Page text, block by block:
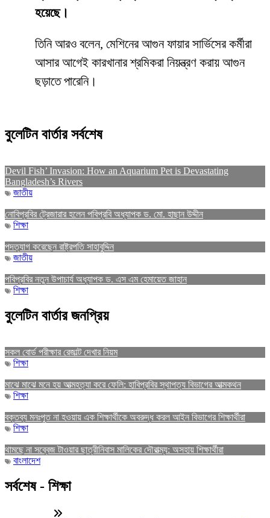
হয়েছে।
তিনি আরও বলেন, মেশিনের আগুন ফায়ার সার্ভিসের কর্মীরা
আসার আগেই কারখানার শ্রমিকরা নিয়ন্ত্রণ করায় আগুন
ছড়াতে পারেনি।
বুলেটিন বার্তার সর্বশেষ
Devil Fish’ Invasion: How an Aquarium Pet is Devastating
Bangladesh’s Rivers
জাতীয়
নোবিপ্রবির ট্রেজারার হলেন পবিপ্রবি অধ্যাপক ড. মো. হাছান উদ্দীন
শিক্ষা
পদত্যাগ করেছেন রাষ্ট্রপতি সাহাবুদ্দিন
জাতীয়
পবিপ্রবির নতুন উপাচার্য অধ্যাপক ড. এস এম হেমায়েত জাহান
শিক্ষা
বুলেটিন বার্তার জনপ্রিয়
সকল বোর্ড পরীক্ষার রেজাল্ট দেখার নিয়ম
শিক্ষা
মাঝে মাঝে মনে হয় আত্মহত্যা করে ফেলি: হাবিপ্রবির স্থাপত্য বিভাগের আত্মকথন
শিক্ষা
বক্তব্য মনঃপুত না হওয়ায় এক শিক্ষার্থীকে অবরুদ্ধ করল আইন বিভাগের শিক্ষার্থীরা
শিক্ষা
থামছে না সব্বেজ টাওয়ার ছাত্রীনিবাস মালিকের দৌরাত্ম্য: অসহায় শিক্ষার্থীরা
বাংলাদেশ
সর্বশেষ - শিক্ষা